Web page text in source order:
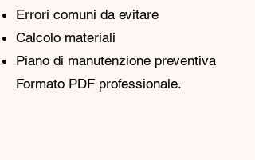
Errori comuni da evitare
Calcolo materiali
Piano di manutenzione preventiva
Formato PDF professionale.